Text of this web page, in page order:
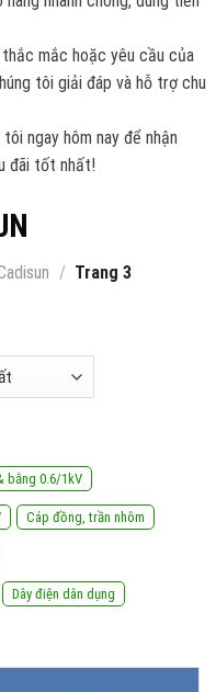
mắc hoặc yêu cầu của
tôi giải đáp và hỗ trợ chu
ngay hôm nay để nhận
đãi tốt nhất!
/ Trang 3
bằng 0.6/1kV
Cáp đồng, trần nhôm
Dây điện dân dụng